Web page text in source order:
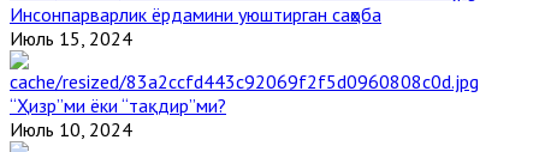
Инсонпарварлик ёрдамини уюштирган саҳоба
Июль 15, 2024
“Ҳизр”ми ёки “тақдир”ми?
Июль 10, 2024